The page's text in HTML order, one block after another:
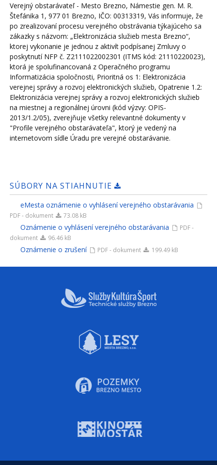
Verejný obstarávateľ - Mesto Brezno, Námestie gen. M. R.
Štefánika 1, 977 01 Brezno, IČO: 00313319, Vás informuje, že
po zrealizovaní procesu verejného obstrávania týkajúceho sa
zákazky s názvom: „Elektronizácia služieb mesta Brezno“,
ktorej vykonanie je jednou z aktivít podpísanej Zmluvy o
poskytnutí NFP č. Z2111022002301 (ITMS kód: 21110220023),
ktorá je spolufinancovaná z Operačného programu
Informatizácia spoločnosti, Prioritná os 1: Elektronizácia
verejnej správy a rozvoj elektronických služieb, Opatrenie 1.2:
Elektronizácia verejnej správy a rozvoj elektronických služieb
na miestnej a regionálnej úrovni (kód výzvy: OPIS-
2013/1.2/05), zverejňuje všetky relevantné dokumenty v
"Profile verejného obstarávateľa", ktorý je vedený na
internetovom sídle Úradu pre verejné obstarávanie.
SÚBORY NA STIAHNUTIE
eMesta oznámenie o vyhlásení verejného obstarávania
PDF - dokument 73.08 kB
Oznámenie o vyhlásení verejného obstarávania
PDF -
dokument
96.46 kB
Oznámenie o zrušení PDF - dokument 199.49 kB